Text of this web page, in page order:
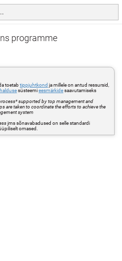
programme
toetabtippjuhtkond ja millele on antud ressursid,
süsteemieesmärkidesaavutamiseks
supported by top management and
are taken to coordinate the efforts to achieve the
system
jms sõnavabadused on selle standardi
omased.